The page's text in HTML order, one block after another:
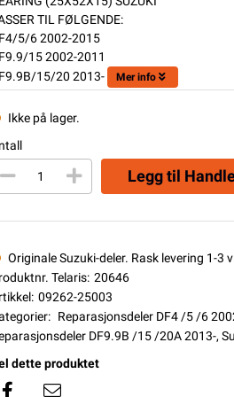
TIL FØLGENDE:
5/6 2002-2015
15 2002-2011
15/20 2013-
Mer info
Ikke på lager.
Legg til
Originale Suzuki-deler. Rask levering 1-
Telaris: 20646
09262-25003
Reparasjonsdeler DF4 /5 /6
DF9.9B /15 /20A 2013-,
dette produktet